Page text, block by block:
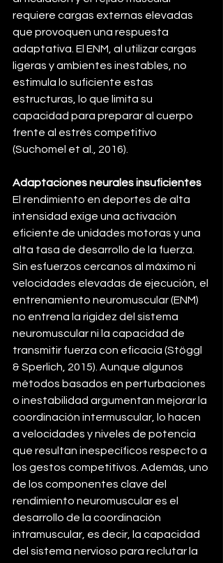
requiere cargas externas elevadas
que provoquen una respuesta
adaptativa. El ENM, al utilizar cargas
ligeras y ambientes inestables, no
estimula lo suficiente estas
estructuras, lo que limita su
capacidad para preparar al cuerpo
frente al estrés competitivo
(Suchomel et al., 2016).
Adaptaciones neurales insuficientes
El rendimiento en deportes de alta
intensidad exige una activación
eficiente de unidades motoras y una
alta tasa de desarrollo de la fuerza.
Sin esfuerzos cercanos al máximo ni
velocidades elevadas de ejecución, el
entrenamiento neuromuscular (ENM)
no entrena la rigidez del sistema
neuromuscular ni la capacidad de
transmitir fuerza con eficacia (Stöggl
& Sperlich, 2015). Aunque algunos
métodos basados en perturbaciones
o inestabilidad argumentan mejorar la
coordinación intermuscular, lo hacen
a velocidades y niveles de potencia
que resultan inespecíficos respecto a
los gestos competitivos. Además, uno
de los componentes clave del
rendimiento neuromuscular es el
desarrollo de la coordinación
intramuscular, es decir, la capacidad
del sistema nervioso para reclutar la